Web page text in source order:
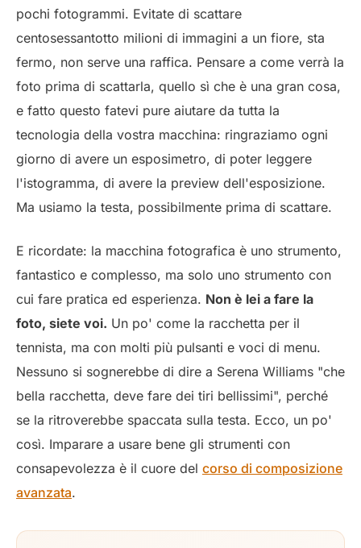
pochi fotogrammi. Evitate di scattare
centosessantotto milioni di immagini a un fiore, sta
fermo, non serve una raffica. Pensare a come verrà la
foto prima di scattarla, quello sì che è una gran cosa,
e fatto questo fatevi pure aiutare da tutta la
tecnologia della vostra macchina: ringraziamo ogni
giorno di avere un esposimetro, di poter leggere
l'istogramma, di avere la preview dell'esposizione.
Ma usiamo la testa, possibilmente prima di scattare.
E ricordate: la macchina fotografica è uno strumento,
fantastico e complesso, ma solo uno strumento con
cui fare pratica ed esperienza. Non è lei a fare la
foto, siete voi. Un po' come la racchetta per il
tennista, ma con molti più pulsanti e voci di menu.
Nessuno si sognerebbe di dire a Serena Williams "che
bella racchetta, deve fare dei tiri bellissimi", perché
se la ritroverebbe spaccata sulla testa. Ecco, un po'
così. Imparare a usare bene gli strumenti con
consapevolezza è il cuore del corso di composizione
avanzata.